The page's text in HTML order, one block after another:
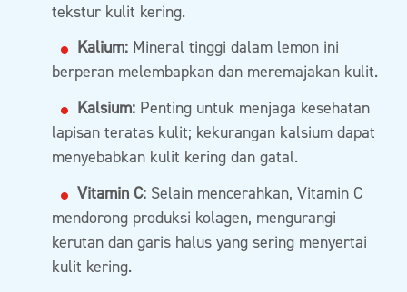
tekstur kulit kering.
Kalium:Mineral tinggi dalam lemon ini
berperan melembapkan dan meremajakan kulit.
Kalsium:Penting untuk menjaga kesehatan
lapisan teratas kulit; kekurangan kalsium dapat
menyebabkan kulit kering dan gatal.
Vitamin C:Selain mencerahkan, Vitamin C
mendorong produksi kolagen, mengurangi
kerutan dan garis halus yang sering menyertai
kulit kering.